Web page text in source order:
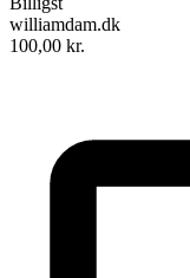
:.
Format:
williamdam.dk
100,00 kr.